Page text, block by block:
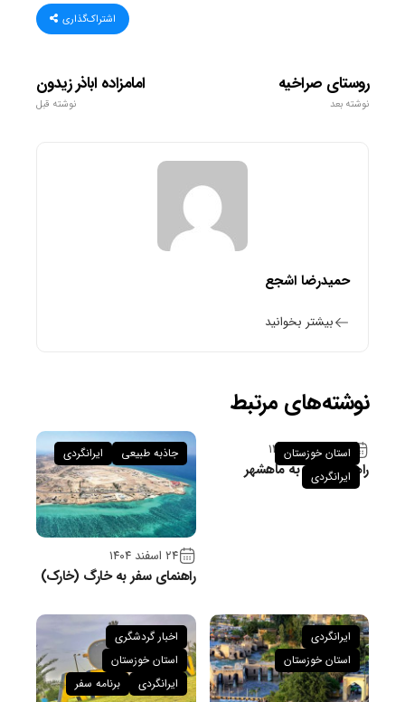
اشتراک‌گذاری
امامزاده اباذر زیدون
نوشته قبل
روستای صراخیه
نوشته بعد
حمیدرضا اشجع
بیشتر بخوانید
نوشته‌های مرتبط
۲۶ فروردین ۱۴۰۵
راهنمای سفر به ماهشهر
استان خوزستان
ایرانگردی
۲۴ اسفند ۱۴۰۴
راهنمای سفر به خارگ (خارک)
جاذبه طبیعی ایرانگردی
ایرانگردی
استان خوزستان
اخبار گردشگری
استان خوزستان
ایرانگردی
برنامه سفر